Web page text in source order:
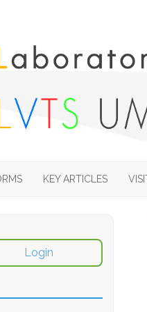
KEY ARTICLES
Login